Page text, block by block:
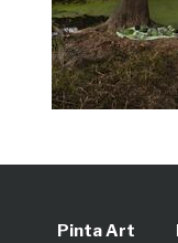
Pinta Art